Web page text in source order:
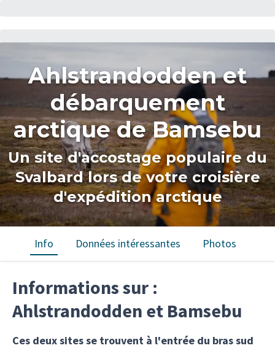
Ahlstrandodden et
débarquement
arctique de Bamsebu
Un site d'accostage populaire du
Svalbard lors de votre croisière
d'expédition arctique
Info Données intéressantes Photos
Informations sur :
Ahlstrandodden et Bamsebu
Ces deux sites se trouvent à l'entrée du bras sud